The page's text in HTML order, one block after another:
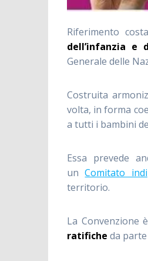
Riferimento
dell’infanzia e
Generale delle
Costruita
volta, in forma
a tutti i bambini
Essa prevede
unComitato
territorio.
La Convenzione
ratificheda